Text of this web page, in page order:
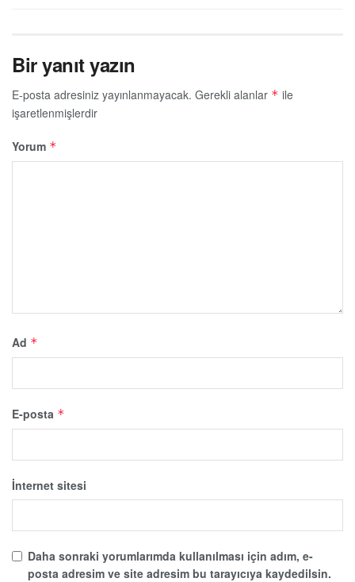
Bir yanıt yazın
E-posta adresiniz yayınlanmayacak. Gerekli alanlar * ile
işaretlenmişlerdir
Yorum *
Ad *
E-posta *
İnternet sitesi
Daha sonraki yorumlarımda kullanılması için adım, e-
posta adresim ve site adresim bu tarayıcıya kaydedilsin.